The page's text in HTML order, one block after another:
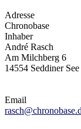
Adresse
Chronobase
Inhaber
André Rasch
Am Milchberg 6
14554 Seddiner
Email